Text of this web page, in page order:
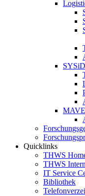
Quicklinks
THWS
THWS
IT Service
Bibliothek